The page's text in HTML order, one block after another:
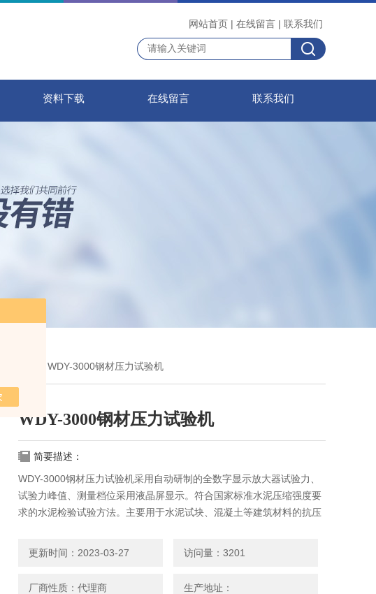
网站首页 | 在线留言 | 联系我们
资料下载 在线留言 联系我们
> WDY-3000钢材压力试验机
WDY-3000钢材压力试验机
简要描述：
WDY-3000钢材压力试验机采用自动研制的全数字显示放大器试验力、
试验力峰值、测量档位采用液晶屏显示。符合国家标准水泥压缩强度要
求的水泥检验试验方法。主要用于水泥试块、混凝土等建筑材料的抗压
更新时间：2023-03-27 访问量：3201
厂商性质：代理商 生产地址：